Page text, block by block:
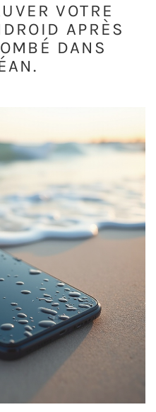
VOTRE
APRÈS
DANS